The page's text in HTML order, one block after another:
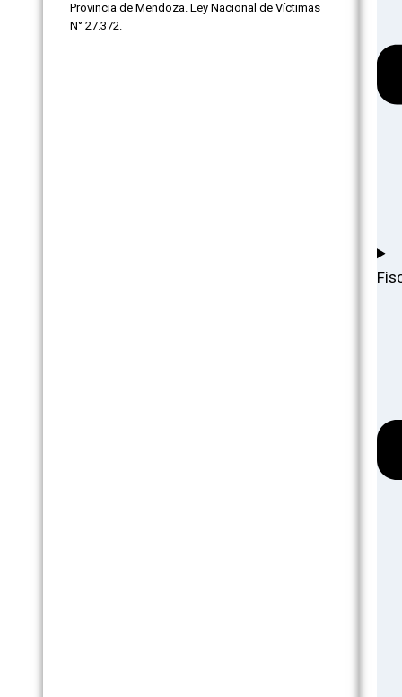
Provincia de Mendoza. Ley Nacional de Víctimas
N° 27.372.